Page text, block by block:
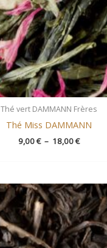
Thé vert DAMMANN Frères
Thé Miss DAMMANN
9,00€ – 18,00€
Plage
de
prix :
7,00 €
à
14,00 €